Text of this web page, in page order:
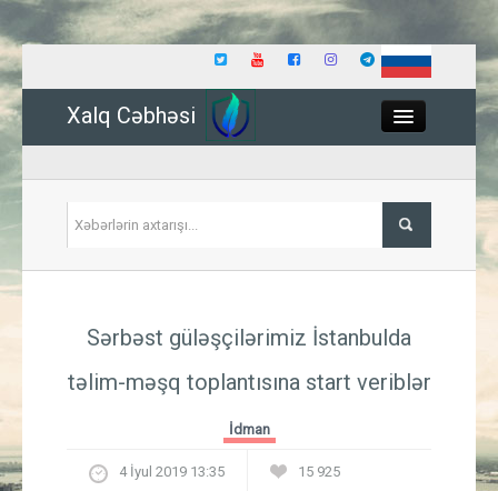
Xalq Cəbhəsi
İqtisadiyyat
Sərbəst güləşçilərimiz İstanbulda
təlim-məşq toplantısına start veriblər
İdman
4 İyul 2019 13:35 15 925